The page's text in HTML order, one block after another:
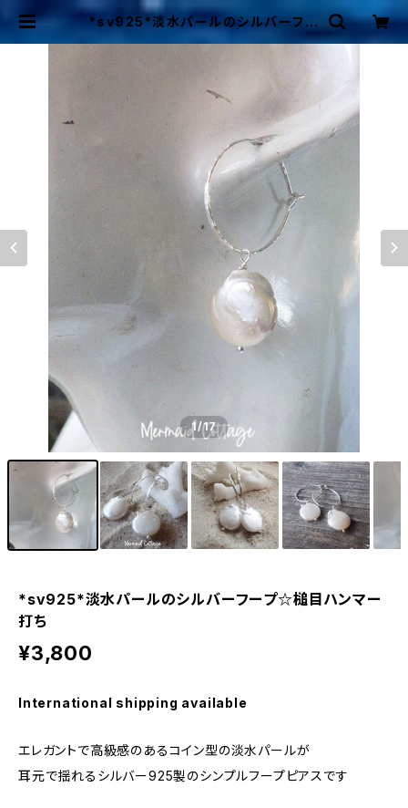
*sv925*淡水パールのシルバーフー
プ☆槌目ハンマー打ち | Mermaid
Cottage
1/17
*sv925*淡水パールのシルバーフープ☆槌目ハンマー
打ち
¥3,800
International shipping available
エレガントで高級感のあるコイン型の淡水パールが
耳元で揺れるシルバー925製のシンプルフープピアスです